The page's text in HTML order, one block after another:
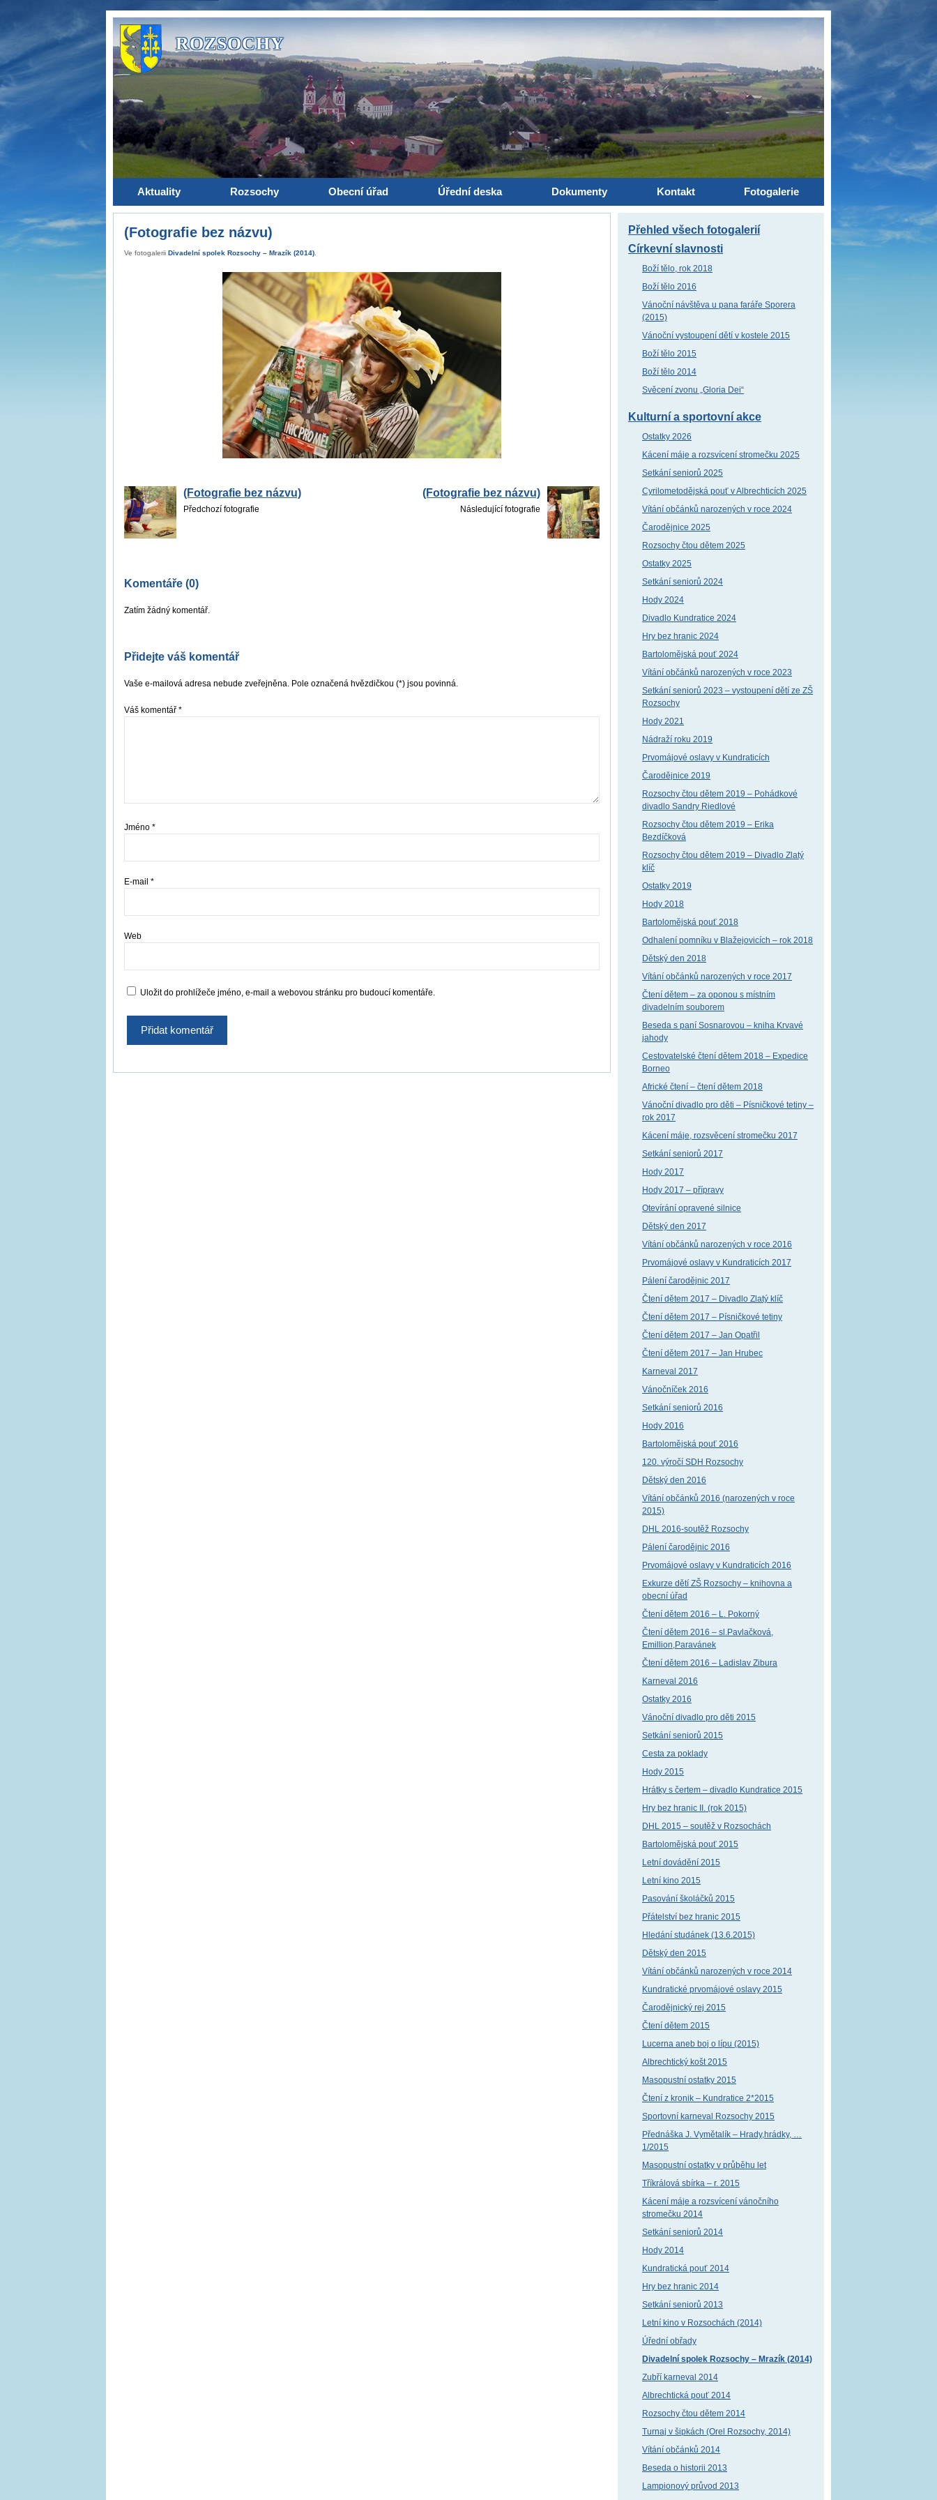
ROZSOCHY
Aktuality Rozsochy Obecní úřad Úřední deska Dokumenty Kontakt Fotogalerie
(Fotografie bez názvu)
Ve fotogalerii Divadelní spolek Rozsochy – Mrazík (2014)
(Fotografie bez názvu)
Předchozí fotografie
(Fotografie bez názvu)
Následující fotografie
Komentáře (0)
Zatím žádný komentář.
Přidejte váš komentář
Vaše e-mailová adresa nebude zveřejněna. Pole označená hvězdičkou (*) jsou povinná.
Váš komentář *
Jméno *
E-mail *
Web
Uložit do prohlížeče jméno, e-mail a webovou stránku pro budoucí komentáře.
Přehled všech fotogalerií
Církevní slavnosti
Boží tělo, rok 2018
Boží tělo 2016
Vánoční návštěva u pana faráře Sporera
(2015)
Vánoční vystoupení dětí v kostele 2015
Boží tělo 2015
Boží tělo 2014
Svěcení zvonu „Gloria Dei“
Kulturní a sportovní akce
Ostatky 2026
Kácení máje a rozsvícení stromečku 2025
Setkání seniorů 2025
Cyrilometodějská pouť v Albrechticích 2025
Vítání občánků narozených v roce 2024
Čarodějnice 2025
Rozsochy čtou dětem 2025
Ostatky 2025
Setkání seniorů 2024
Hody 2024
Divadlo Kundratice 2024
Hry bez hranic 2024
Bartolomějská pouť 2024
Vítání občánků narozených v roce 2023
Setkání seniorů 2023 – vystoupení dětí ze ZŠ
Rozsochy
Hody 2021
Nádraží roku 2019
Prvomájové oslavy v Kundraticích
Čarodějnice 2019
Rozsochy čtou dětem 2019 – Pohádkové
divadlo Sandry Riedlové
Rozsochy čtou dětem 2019 – Erika
Bezdíčková
Rozsochy čtou dětem 2019 – Divadlo Zlatý
klíč
Ostatky 2019
Hody 2018
Bartolomějská pouť 2018
Odhalení pomníku v Blažejovicích – rok 2018
Dětský den 2018
Vítání občánků narozených v roce 2017
Čtení dětem – za oponou s místním
divadelním souborem
Beseda s paní Sosnarovou – kniha Krvavé
jahody
Cestovatelské čtení dětem 2018 – Expedice
Borneo
Africké čtení – čtení dětem 2018
Vánoční divadlo pro děti – Písničkové tetiny –
rok 2017
Kácení máje, rozsvěcení stromečku 2017
Setkání seniorů 2017
Hody 2017
Hody 2017 – přípravy
Otevírání opravené silnice
Dětský den 2017
Vítání občánků narozených v roce 2016
Prvomájové oslavy v Kundraticích 2017
Pálení čarodějnic 2017
Čtení dětem 2017 – Divadlo Zlatý klíč
Čtení dětem 2017 – Písničkové tetiny
Čtení dětem 2017 – Jan Opatřil
Čtení dětem 2017 – Jan Hrubec
Karneval 2017
Vánočníček 2016
Setkání seniorů 2016
Hody 2016
Bartolomějská pouť 2016
120. výročí SDH Rozsochy
Dětský den 2016
Vítání občánků 2016 (narozených v roce
2015)
DHL 2016-soutěž Rozsochy
Pálení čarodějnic 2016
Prvomájové oslavy v Kundraticích 2016
Exkurze dětí ZŠ Rozsochy – knihovna a
obecní úřad
Čtení dětem 2016 – L. Pokorný
Čtení dětem 2016 – sl.Pavlačková,
Emillion,Paravánek
Čtení dětem 2016 – Ladislav Zibura
Karneval 2016
Ostatky 2016
Vánoční divadlo pro děti 2015
Setkání seniorů 2015
Cesta za poklady
Hody 2015
Hrátky s čertem – divadlo Kundratice 2015
Hry bez hranic II. (rok 2015)
DHL 2015 – soutěž v Rozsochách
Bartolomějská pouť 2015
Letní dovádění 2015
Letní kino 2015
Pasování školáčků 2015
Přátelství bez hranic 2015
Hledání studánek (13.6.2015)
Dětský den 2015
Vítání občánků narozených v roce 2014
Kundratické prvomájové oslavy 2015
Čarodějnický rej 2015
Čtení dětem 2015
Lucerna aneb boj o lípu (2015)
Albrechtický košt 2015
Masopustní ostatky 2015
Čtení z kronik – Kundratice 2*2015
Sportovní karneval Rozsochy 2015
Přednáška J. Vymětalík – Hrady,hrádky, …
1/2015
Masopustní ostatky v průběhu let
Tříkrálová sbírka – r. 2015
Kácení máje a rozsvícení vánočního
stromečku 2014
Setkání seniorů 2014
Hody 2014
Kundratická pouť 2014
Hry bez hranic 2014
Setkání seniorů 2013
Letní kino v Rozsochách (2014)
Úřední obřady
Divadelní spolek Rozsochy – Mrazík (2014)
Zubří karneval 2014
Albrechtická pouť 2014
Rozsochy čtou dětem 2014
Turnaj v šipkách (Orel Rozsochy, 2014)
Vítání občánků 2014
Beseda o historii 2013
Lampionový průvod 2013